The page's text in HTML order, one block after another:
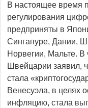
В настоящее время
регулирования
предприняты в
Сингапуре, Дании,
Норвегии, Мальте. В
Швейцарии заявил,
стала
Венесуэла, в целях
инфляцию, стала